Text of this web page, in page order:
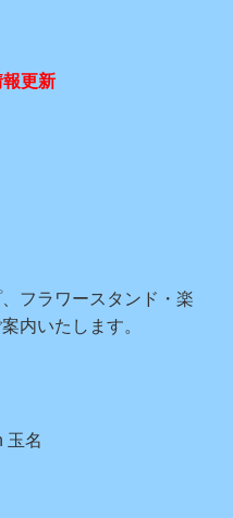
更新
フラワースタンド・楽
内いたします。
玉名